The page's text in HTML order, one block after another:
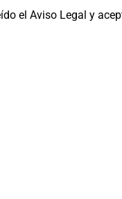
el Aviso Legal y